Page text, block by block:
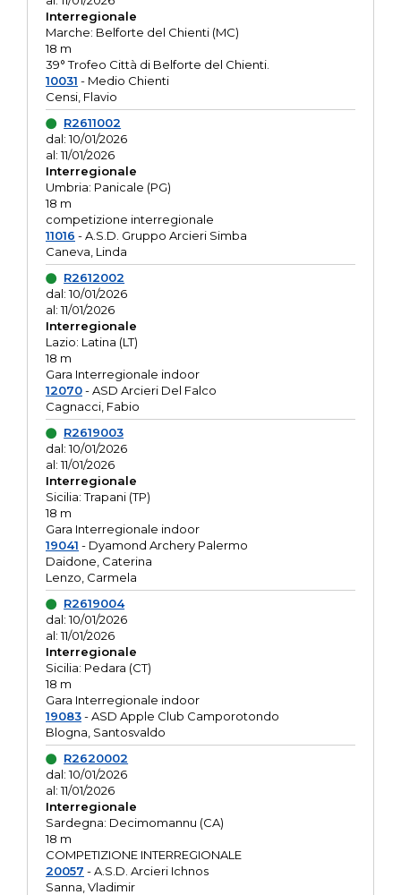
Interregionale
Marche: Belforte del Chienti (MC)
18 m
39° Trofeo Città di Belforte del Chienti.
10031 - Medio Chienti
Censi, Flavio
R2611002
dal: 10/01/2026
al: 11/01/2026
Interregionale
Umbria: Panicale (PG)
18 m
competizione interregionale
11016 - A.S.D. Gruppo Arcieri Simba
Caneva, Linda
R2612002
dal: 10/01/2026
al: 11/01/2026
Interregionale
Lazio: Latina (LT)
18 m
Gara Interregionale indoor
12070- ASD Arcieri Del Falco
Cagnacci, Fabio
R2619003
dal: 10/01/2026
al: 11/01/2026
Interregionale
Sicilia: Trapani (TP)
18 m
Gara Interregionale indoor
19041 - Dyamond Archery Palermo
Daidone, Caterina
Lenzo, Carmela
R2619004
dal: 10/01/2026
al: 11/01/2026
Interregionale
Sicilia: Pedara (CT)
18 m
Gara Interregionale indoor
19083- ASD Apple Club Camporotondo
Blogna, Santosvaldo
R2620002
dal: 10/01/2026
al: 11/01/2026
Interregionale
Sardegna: Decimomannu (CA)
18 m
COMPETIZIONE INTERREGIONALE
20057 - A.S.D. Arcieri Ichnos
Sanna, Vladimir